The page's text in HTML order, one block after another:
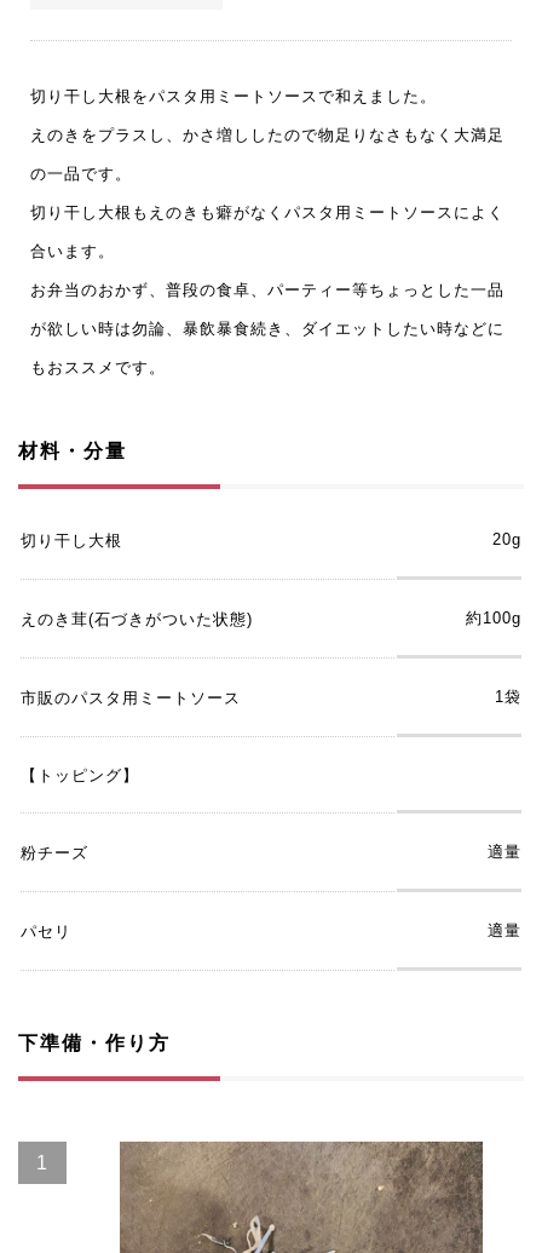
切り干し大根をパスタ用ミートソースで和えました。
えのきをプラスし、かさ増ししたので物足りなさもなく大満足
の一品です。
切り干し大根もえのきも癖がなくパスタ用ミートソースによく
合います。
お弁当のおかず、普段の食卓、パーティー等ちょっとした一品
が欲しい時は勿論、暴飲暴食続き、ダイエットしたい時などに
もおススメです。
材料・分量
切り干し大根 20g
えのき茸(石づきがついた状態) 約100g
市販のパスタ用ミートソース 1袋
【トッピング】
粉チーズ 適量
パセリ 適量
下準備・作り方